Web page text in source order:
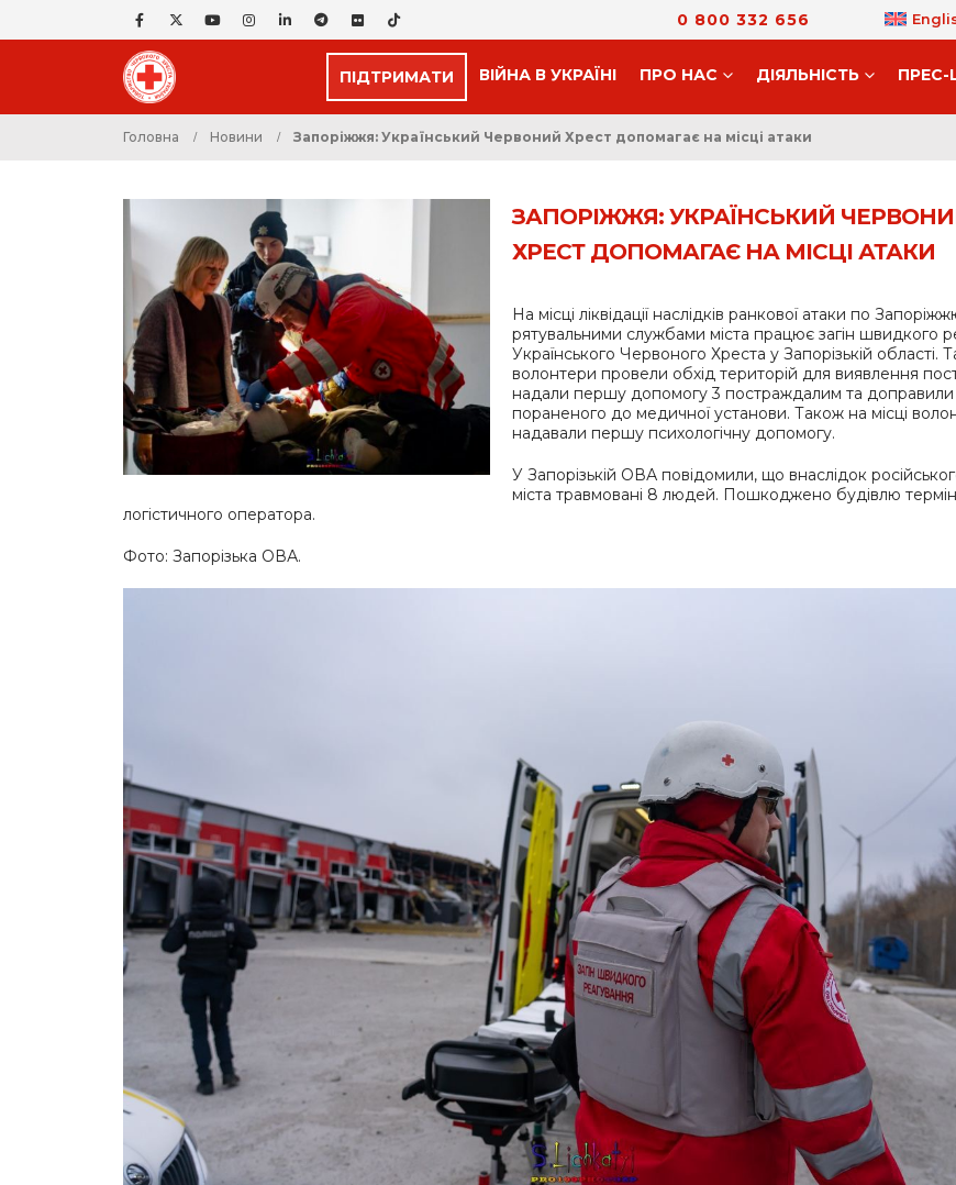
0 800 332 656
ПІДТРИМАТИ ВІЙНА В УКРАЇНІ ПРО НАС ДIЯЛЬНIСТЬ ПРЕС-
Головна Новини Запоріжжя: Український Червоний Хрест допомагає на місці атаки
ЗАПОРІЖЖЯ: УКРАЇНСЬКИЙ
ХРЕСТ ДОПОМАГАЄ НА МІСЦІ АТАКИ
На місці ліквідації наслідків ранкової атаки по
рятувальними службами міста працює загін швидкого
Українського Червоного Хреста у Запорізькій області.
волонтери провели обхід територій для виявлення
надали першу допомогу 3 постраждалим та доправили
пораненого до медичної установи. Також на місці
надавали першу психологічну допомогу.
У Запорізькій ОВА повідомили, що внаслідок
міста травмовані 8 людей. Пошкоджено будівлю
логістичного оператора.
Фото: Запорізька ОВА.